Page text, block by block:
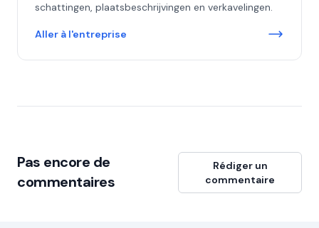
schattingen, plaatsbeschrijvingen en verkavelingen.
Aller à l'entreprise
Pas encore de
commentaires
Rédiger un
commentaire